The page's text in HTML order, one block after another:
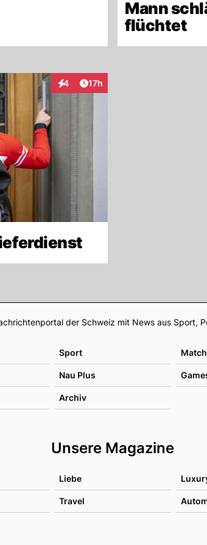
Mann
flüchtet
4
InteraktionenArtikel veröffentlicht:
17h
Footer
der Schweiz mit News aus Sport,
Sport
Nau Plus
Archiv
Unsere Magazine
Liebe
Travel